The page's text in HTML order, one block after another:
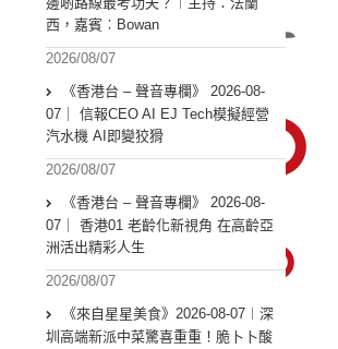
西，嘉賓︰Bowan
2026/08/07
《香港台 – 聲音專欄》 2026-08-
07｜ 信報CEO AI EJ Tech模擬經營
汽水機 AI即變狡猾
2026/08/07
《香港台 – 聲音專欄》 2026-08-
07｜ 香港01 老齡化新視角 在高齡亞
洲活出精彩人生
2026/08/07
《來自星星美食》2026-08-07︱深
圳高端新派中菜驚喜重重！脆卜卜酸